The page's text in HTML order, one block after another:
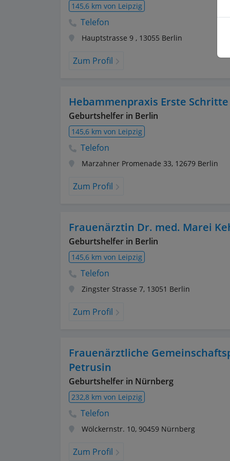
145,6 km von Leipzig
Telefon
Hauptstrasse 9 , 13055 Berlin
Zum Profil
Hebammenpraxis Erste Schritte
Geburtshelfer in Berlin
145,6 km von Leipzig
Telefon
Marzahner Promenade 33, 12679 Berlin
Zum Profil
Frauenärztin Dr. med. Marei
Geburtshelfer in Berlin
145,6 km von Leipzig
Telefon
Zingster Strasse 7, 13051 Berlin
Zum Profil
Frauenärztliche
Petrusin
Geburtshelfer in Nürnberg
232,8 km von Leipzig
Telefon
Wölckernstr. 10, 90459 Nürnberg
Zum Profil